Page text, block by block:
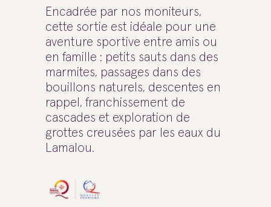
Encadrée par nos moniteurs,
cette sortie est idéale pour une
aventure sportive entre amis ou
en famille : petits sauts dans des
marmites, passages dans des
bouillons naturels, descentes en
rappel, franchissement de
cascades et exploration de
grottes creusées par les eaux du
Lamalou.